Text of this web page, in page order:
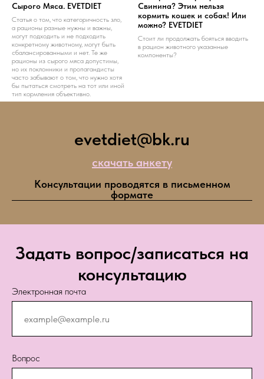
Сырого Мяса. EVETDIET
Статья о том, что категоричность зло,
а рационы разные нужны и важны,
могут подходить и не подходить
конкретному животному, могут быть
сбалансированными и нет. Те же
рационы из сырого мяса допустимы,
но их поклонники и пропагандисты
часто забывают о том, что нужно хотя
бы пытаться смотреть на тот или иной
тип кормления объективно.
Свинина? Этим нельзя
кормить кошек и собак! Или
можно? EVETDIET
Стоит ли продолжать бояться вводить
в рацион животного указанные
компоненты?
evetdiet@bk.ru
скачать анкету
Консультации проводятся в письменном
формате
Задать вопрос/записаться на
консультацию
Электронная почта
Вопрос